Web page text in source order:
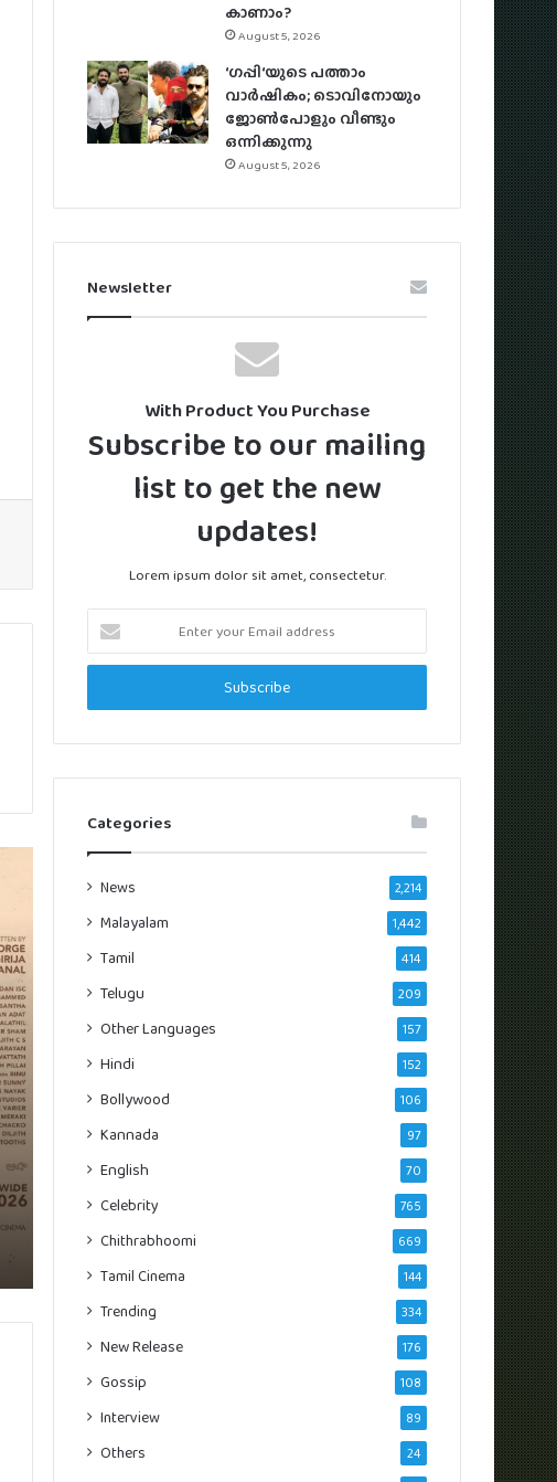
കാണാം?
August 5, 2026
‘ഗപ്പി‘യുടെ പത്താം
വാർഷികം; ടൊവിനോയും
ജോൺപോളും വീണ്ടും
ഒന്നിക്കുന്നു
August 5, 2026
Newsletter
With Product You Purchase
Subscribe to our mailing
list to get the new
updates!
Lorem ipsum dolor sit amet, consectetur.
Enter
your
Email
Categories
News 2,214
Malayalam 1,442
Tamil 414
Telugu 209
Other Languages 157
Hindi 152
Bollywood 106
Kannada 97
English 70
Celebrity 765
Chithrabhoomi 669
Tamil Cinema 144
Trending 334
New Release 176
Gossip 108
Interview 89
Others 24